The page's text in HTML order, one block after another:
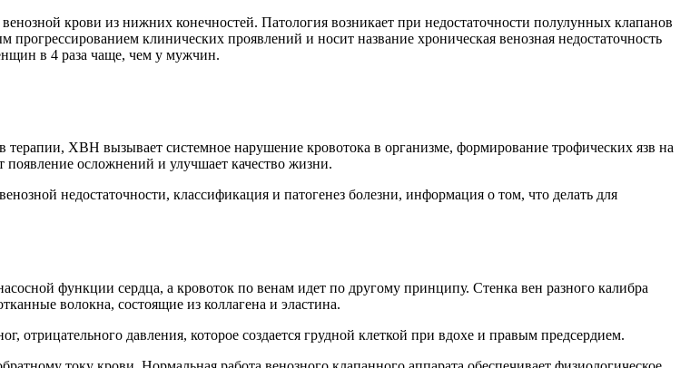
крови из нижних конечностей. Патология возникает при недостаточности полулунных клапанов
клинических проявлений и носит название хроническая венозная недостаточность
в 4 раза чаще, чем у мужчин.
терапии, ХВН вызывает системное нарушение кровотока в организме, формирование трофических язв на
осложнений и улучшает качество жизни.
недостаточности, классификация и патогенез болезни, информация о том, что делать для
функции сердца, а кровоток по венам идет по другому принципу. Стенка вен разного калибра
волокна, состоящие из коллагена и эластина.
давления, которое создается грудной клеткой при вдохе и правым предсердием.